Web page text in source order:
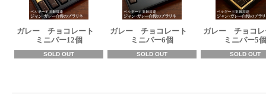
ガレー チョコレート
ミニバー12個
SOLD OUT
ガレー チョコレート
ミニバー6個
SOLD OUT
ガレー チョコ
ミニバー5個
SOLD OUT